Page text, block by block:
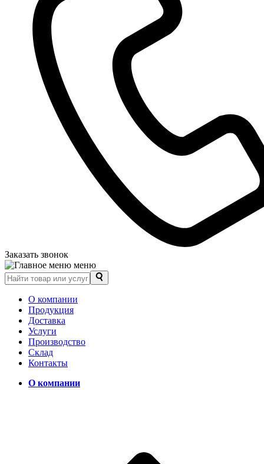
Заказать звонок
меню
О компании
Продукция
Доставка
Услуги
Производство
Склад
Контакты
О компании